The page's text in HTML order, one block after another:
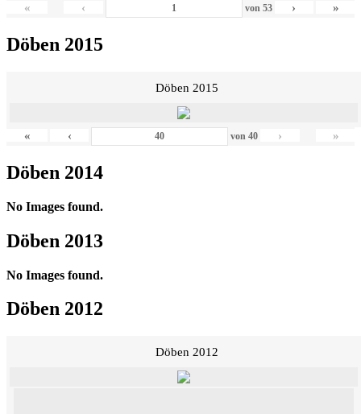
« ‹ von 53 › »
Döben 2015
Döben 2015
« ‹ von40 › »
Döben 2014
No Images found.
Döben 2013
No Images found.
Döben 2012
Döben 2012